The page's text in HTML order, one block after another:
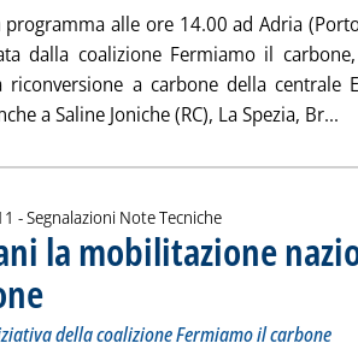
programma alle ore 14.00 ad Adria
dalla coalizione Fermiamo il
riconversione a carbone della centrale
a Saline Joniche (RC), La Spezia, Br...
- Segnalazioni Note Tecniche
la mobilitazione
della coalizione Fermiamo il carbone